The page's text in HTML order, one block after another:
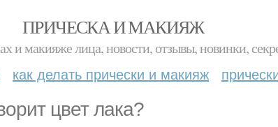
ПРИЧЕСКА И МАКИЯЖ
и макияже лица, новости, отзывы, новинки,
как делать прически и макияж
цвет лака?